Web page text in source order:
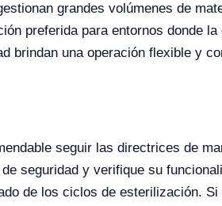
grandes volúmenes de
preferida para entornos donde
brindan una operación flexible y
seguir las directrices de
seguridad y verifique su
de los ciclos de esterilización.